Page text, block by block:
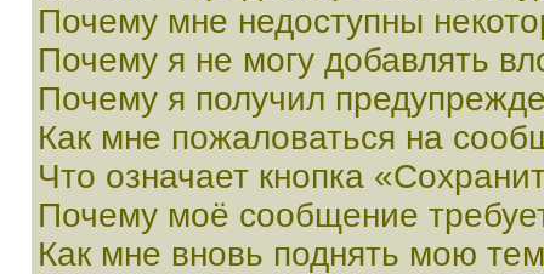
Почему мне недоступны
Почему я не могу добавлять
Почему я получил
Как мне пожаловаться на
Что означает кнопка
Почему моё сообщение
Как мне вновь поднять мою